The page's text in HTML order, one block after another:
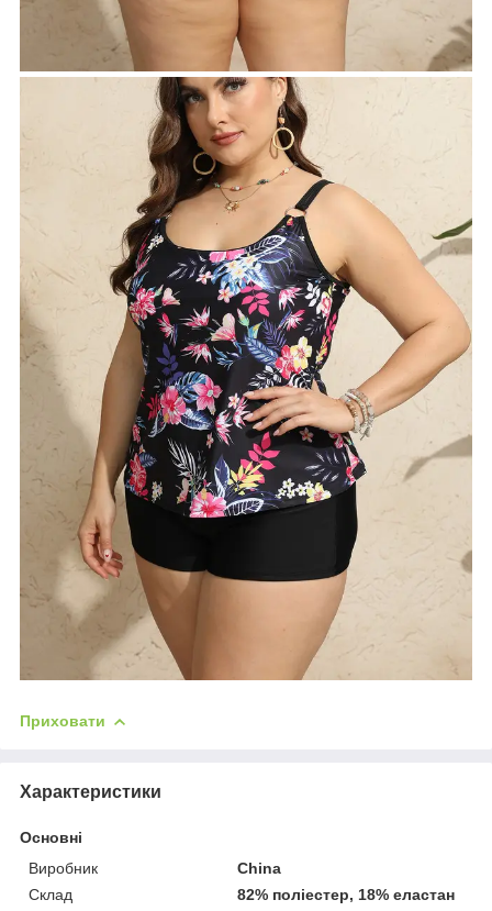
Приховати
Характеристики
Основні
Виробник
China
Склад
82% поліестер, 18% еластан